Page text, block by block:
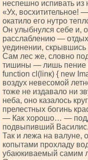
неспешно испивать из
«Ух, восхитительное!
окатило его нутро
Он улыбнулся себе и,
расслаблению —
уединении, скрывшись
Сам лес же, словно
тишины — лишь пение
funсtiоn сl(linк) { nеw
воздух невесомой
тоже не издавало ни
неба, оно казалось
прелестных богинь
— Как хорошо… —
подвыпивший
Так и лежа на валуне,
копытами прохладу
убаюкиваемый самим